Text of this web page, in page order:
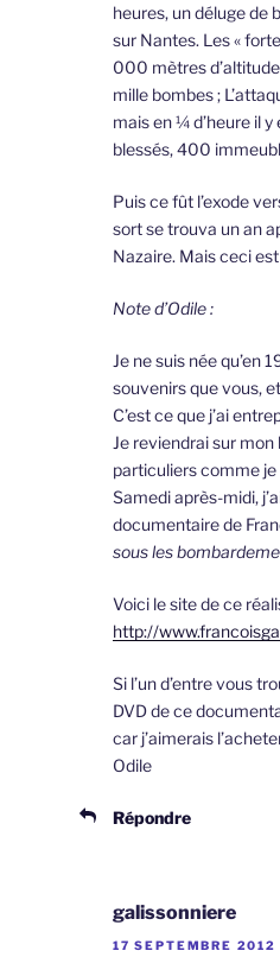
heures, un déluge de
sur Nantes. Les «
000 mètres
mille bombes ;
mais en ¼ d’heure il
blessés, 400
Puis ce fût l’exode
sort se trouva un an
Nazaire. Mais ceci
Note d’Odile :
Je ne suis née qu’en
souvenirs que vous,
C’est ce que j’ai
Je reviendrai sur
particuliers comme je
Samedi après-midi,
documentaire de
sous les
Voici le site de ce
http://
Si l’un d’entre vous
DVD de ce
car j’aimerais
Odile
Répondre
galissonniere
17 SEPTEMBRE